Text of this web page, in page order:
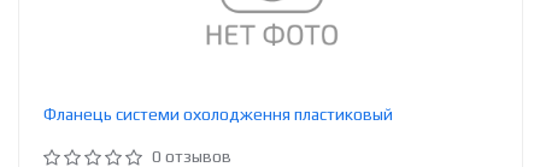
Фланець системи охолодження пластиковый
0 отзывов